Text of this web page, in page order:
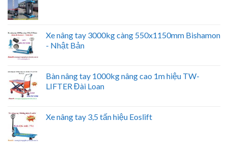
Xe nâng tay 3000kg càng 550x1150mm Bishamon
- Nhật Bản
Bàn nâng tay 1000kg nâng cao 1m hiệu TW-
LIFTER Đài Loan
Xe nâng tay 3,5 tấn hiệu Eoslift